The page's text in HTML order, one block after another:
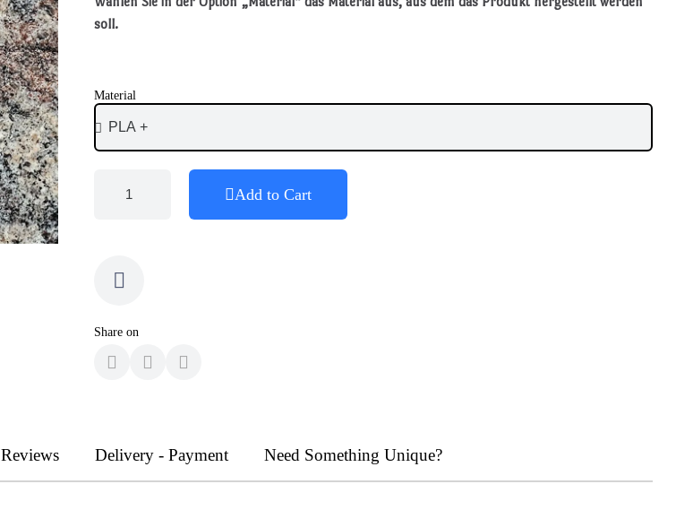
soll.
Material
Add to Cart
Share on
Reviews Delivery - Payment Need Something Unique?